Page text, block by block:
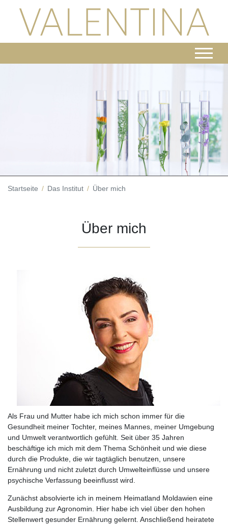
Startseite Das Institut Über mich
Über mich
Als Frau und Mutter habe ich mich schon immer für die
Gesundheit meiner Tochter, meines Mannes, meiner Umgebung
und Umwelt verantwortlich gefühlt. Seit über 35 Jahren
beschäftige ich mich mit dem Thema Schönheit und wie diese
durch die Produkte, die wir tagtäglich benutzen, unsere
Ernährung und nicht zuletzt durch Umwelteinflüsse und unsere
psychische Verfassung beeinflusst wird.
Zunächst absolvierte ich in meinem Heimatland Moldawien eine
Ausbildung zur Agronomin. Hier habe ich viel über den hohen
Stellenwert gesunder Ernährung gelernt. Anschließend heiratete